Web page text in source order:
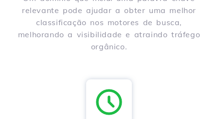
relevante pode ajudar a obter uma melhor
classificação nos motores de busca,
melhorando a visibilidade e atraindo tráfego
orgânico.